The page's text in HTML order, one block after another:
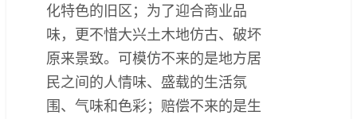
化特色的旧区；为了迎合商业品
味，更不惜大兴土木地仿古、破坏
原来景致。可模仿不来的是地方居
民之间的人情味、盛载的生活氛
围、气味和色彩；赔偿不来的是生